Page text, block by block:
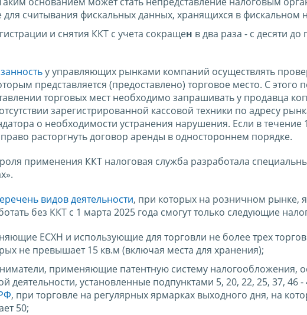
считывания фискальных данных, хранящихся в фискальном
и снятия ККТ с учета сокращен в два раза - с десяти
у управляющих рынками компаний осуществлять
представляется (предоставлено) торговое место. С этого
торговых мест необходимо запрашивать у продавца
зарегистрированной кассовой техники по адресу
о необходимости устранения нарушения. Если в течение
расторгнуть договор аренды в одностороннем порядке.
применения ККТ налоговая служба разработала
видов деятельности, при которых на розничном рынке,
без ККТ с 1 марта 2025 года смогут только следующие
ЕСХН и использующие для торговли не более трех
не превышает 15 кв.м (включая места для хранения);
применяющие патентную систему налогообложения,
деятельности, установленные подпунктами 5, 20, 22, 25, 37, 46 -
, при торговле на регулярных ярмарках выходного дня, на
50;